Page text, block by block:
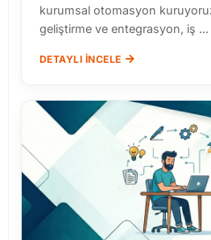
kurumsal otomasyon
geliştirme ve entegrasyon, iş ...
DETAYLI İNCELE